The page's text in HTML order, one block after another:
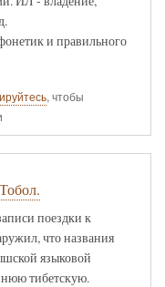
и правильного
, чтобы
поездки к
что названия
языковой
тибетскую.